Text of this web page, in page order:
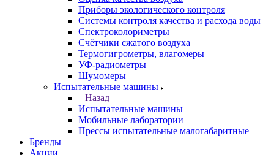
Приборы экологического контроля
Системы контроля качества и расхода воды
Спектроколориметры
Счётчики сжатого воздуха
Термогигрометры, влагомеры
УФ-радиометры
Шумомеры
Испытательные машины
Назад
Испытательные машины
Мобильные лаборатории
Прессы испытательные малогабаритные
Бренды
Акции